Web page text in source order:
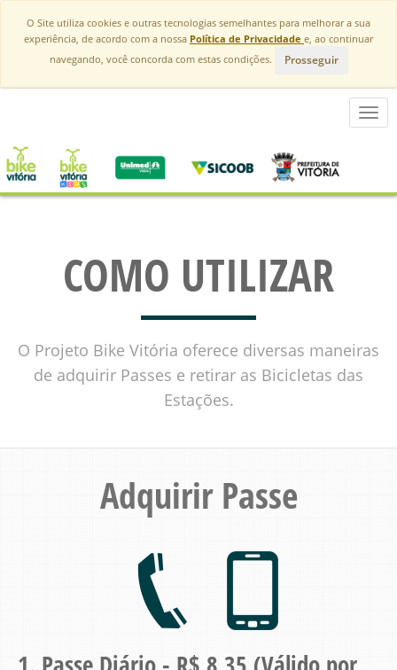
O Site utiliza cookies e outras tecnologias semelhantes para melhorar a sua
experiência, de acordo com a nossa Política de Privacidade e, ao continuar
navegando, você concorda com estas condições.
Prosseguir
COMO UTILIZAR
O Projeto Bike Vitória oferece diversas maneiras
de adquirir Passes e retirar as Bicicletas das
Estações.
Adquirir Passe